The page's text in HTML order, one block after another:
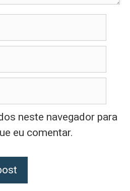
neste navegador para
eu comentar.